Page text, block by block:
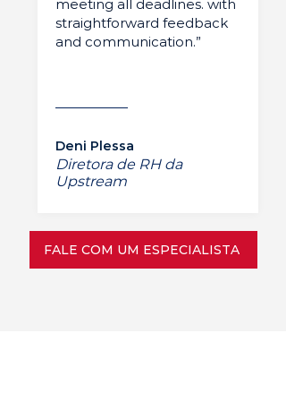
meeting all deadlines. with
straightforward feedback
and communication.”
Deni Plessa
Diretora de RH da
Upstream
FALE COM UM ESPECIALISTA